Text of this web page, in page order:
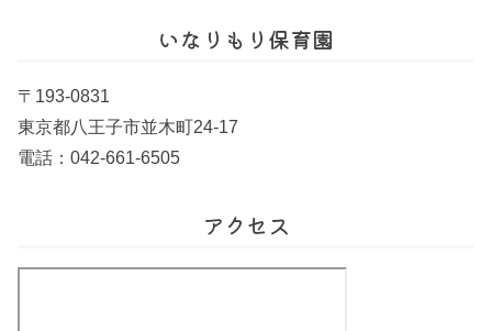
いなりもり保育園
〒193-0831
東京都八王子市並木町24-17
電話：042-661-6505
アクセス